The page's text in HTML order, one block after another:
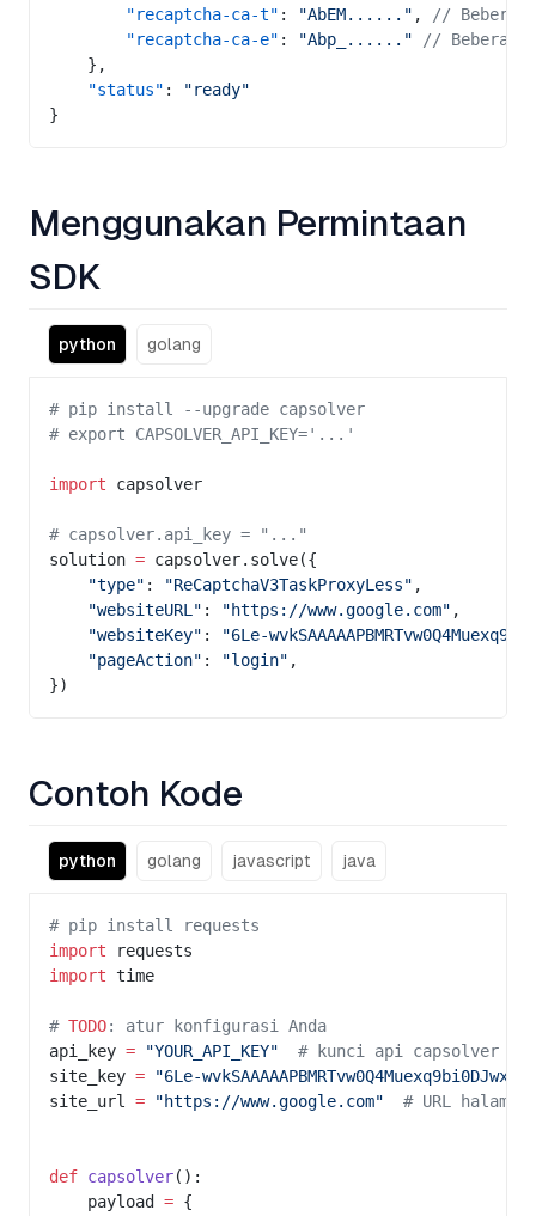
        "recaptcha-ca-t"
: "AbEM......" ,
//
        "recaptcha-ca-e"
: "Abp_......" //
    },
    "status"
:
"ready"
}
Menggunakan Permintaan
SDK
python golang
# pip install --upgrade capsolver
# export CAPSOLVER_API_KEY='...'
import capsolver
# capsolver.api_key = "..."
solution = capsolver.solve({
    "type"
: "ReCaptchaV3TaskProxyLess" ,
    "websiteURL"
: "https://www.google.com" ,
    "websiteKey"
:
"6Le-
    "pageAction"
: "login" ,
})
Contoh Kode
python golang javascript java
# pip install requests
import requests
import time
# TODO: atur konfigurasi Anda
api_key = "YOUR_API_KEY"
# kunci api capsolver
site_key = "6Le-
site_url = "https://www.google.com"
# URL halaman
def capsolver():
    payload
= {